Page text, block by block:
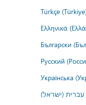
Türkçe
Ελληνικά
Български
Русский
Українська
עברית (ישראל)